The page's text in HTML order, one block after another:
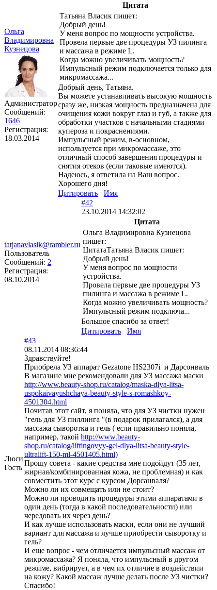
Ольга
Владимировна
Кузнецова
Администратор
Сообщений:
1646
Регистрация:
18.03.2014
Цитата
Татьяна Власик пишет:
Добрый день!
У меня вопрос по мощности устройства.
Провела первые две процедуры УЗ пилинга
и массажа в режиме L.
Когда можно увеличивать мощность?
Импульсный режим подключается только для
микромассажа...
Добрый день, Татьяна.
Вы можете устанавливать высокую мощность
сразу же, низкая мощность предназначена для
очищения кожи вокруг глаз и губ, а также для
обработки участков с начальными стадиями
купероза и покраснениями.
Импульсный режим, в-основном,
используется при микромассаже, это
отличный способ завершения процедуры и
снятия отеков (если таковые имеются).
Надеюсь, я ответила на Ваш вопрос.
Хорошего дня!
Цитировать
Имя
tatjanavlasik@rambler.ru
Пользователь
Сообщений: 2
Регистрация:
08.10.2014
#42
23.10.2014 14:32:02
Цитата
Ольга Владимировна Кузнецова
пишет:
ЦитатаТатьяна Власик пишет:
Добрый день!
У меня вопрос по мощности
устройства.
Провела первые две процедуры УЗ
пилинга и массажа в режиме L.
Когда можно увеличивать мощность?
Импульсный режим подключа...
Большое спасибо за ответ!
Цитировать
Имя
Люси
Гость
#43
08.11.2014 08:36:44
Здравствуйте!
Приобрела УЗ аппарат Gezatone HS2307i и Дарсонваль
В магазине мне рекомендовали для УЗ массажа маски
http://www.beauty-shop.ru/catalog/maska-dlya-litsa-
uspokaivayushchaya-beauty-style-s-romashkoy-
4501304.html
Почитав этот сайт, я поняла, что для УЗ чистки нужен
"гель для УЗ пиллинга "(в подарок прилагался), а для
массажа сыворотка и гель ( если правильно поняла,
например, такой http://www.beauty-
shop.ru/catalog/liftingovyy-gel-dlya-litsa-beauty-style-
ultralift-150-ml-4501405.html)
Прошу совета - какие средства мне подойдут (35 лет,
жирная/комбинированная кожа, не проблемная) и как
совместить этот курс с курсом Дорсанваля?
Можно ли их совмещать или не стоит?
Можно ли проводить процедуры этими аппаратами в
один день (тогда в какой последовательности) или
чередовать их через день?
И как лучше использовать маски, если они не лучший
вариант для массажа и лучше приобрести сыворотку и
гель?
И еще вопрос - чем отличается импульсный массаж от
микромассажа? Я поняла, что импульсный в другом
режиме, вибрирует, а в чем их отличие в воздействии
на кожу? Какой массаж лучше делать после УЗ чистки?
Спасибо!